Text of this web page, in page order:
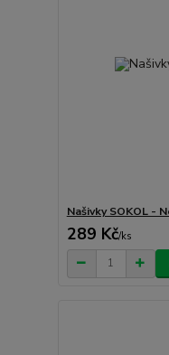
Našivky SOKOL -
289 Kč/ks